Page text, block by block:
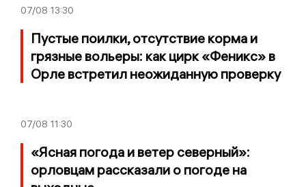
07/08 13:30
Пустые поилки, отсутствие корма и
грязные вольеры: как цирк «Феникс» в
Орле встретил неожиданную проверку
07/08 11:30
«Ясная погода и ветер северный»:
орловцам рассказали о погоде на